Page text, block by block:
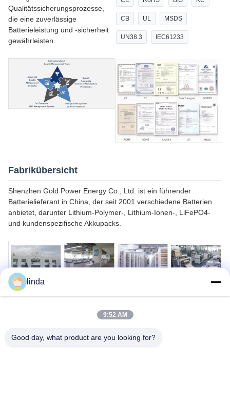
Qualitätssicherungsprozesse,
die eine zuverlässige
Batterieleistung und -sicherheit
gewährleisten.
CB UL MSDS
UN38.3 IEC61233
Fabrikübersicht
Shenzhen Gold Power Energy Co., Ltd. ist ein führender
Batterielieferant in China, der seit 2001 verschiedene Batterien
anbietet, darunter Lithium-Polymer-, Lithium-Ionen-, LiFePO4-
und kundenspezifische Akkupacks.
linda
9:52 AM
Good day, what product are you looking for?